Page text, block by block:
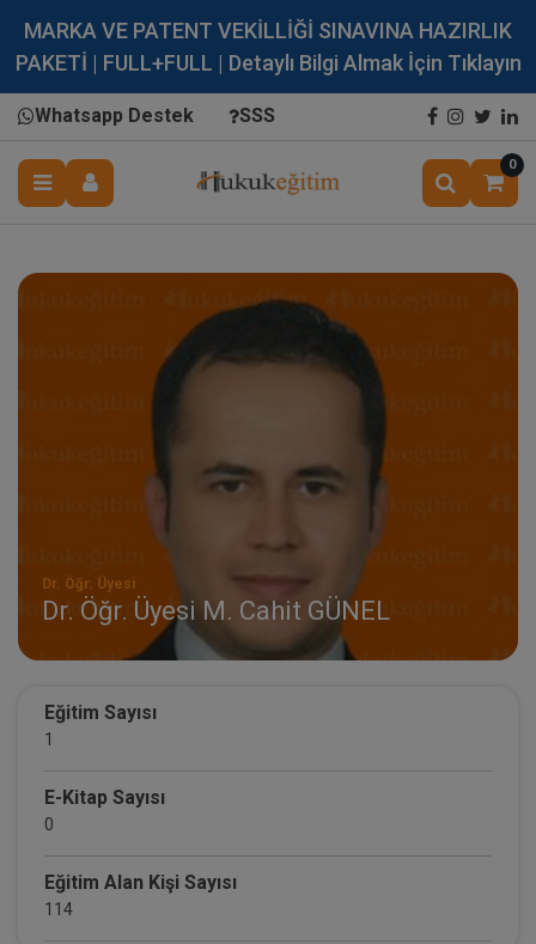
MARKA VE PATENT VEKİLLİĞİ SINAVINA HAZIRLIK
PAKETİ | FULL+FULL | Detaylı Bilgi Almak İçin Tıklayın
Whatsapp Destek SSS
0
Dr. Öğr. Üyesi
Dr. Öğr. Üyesi M. Cahit GÜNEL
Eğitim Sayısı
1
E-Kitap Sayısı
0
Eğitim Alan Kişi Sayısı
114